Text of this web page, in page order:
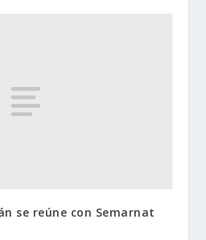
se reúne con Semarnat